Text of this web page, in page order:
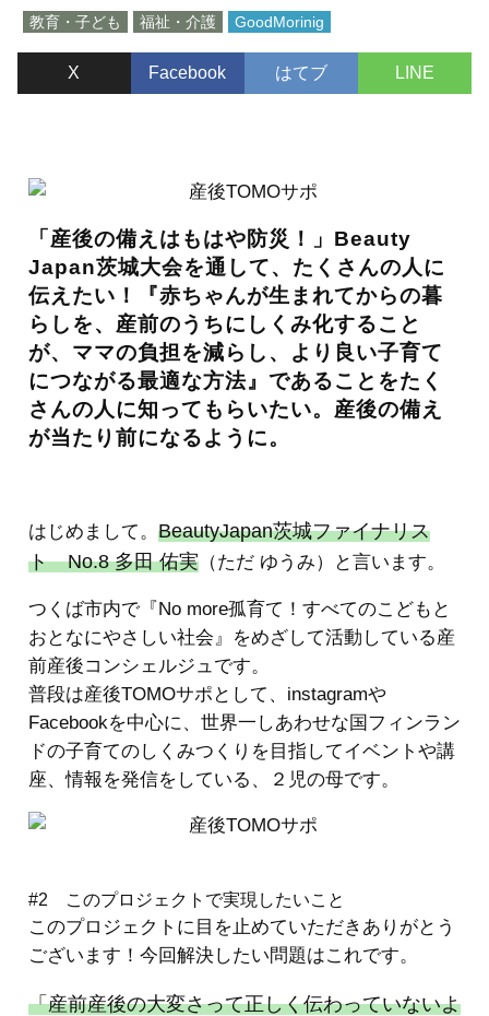
教育・子ども 福祉・介護 GoodMorinig
X Facebook はてブ LINE
「産後の備えはもはや防災！」Beauty
Japan茨城大会を通して、たくさんの人に
伝えたい！『赤ちゃんが生まれてからの暮
らしを、産前のうちにしくみ化すること
が、ママの負担を減らし、より良い子育て
につながる最適な方法』であることをたく
さんの人に知ってもらいたい。産後の備え
が当たり前になるように。
はじめまして。 BeautyJapan茨城ファイナリス
ト No.8 多田 佑実 （ただ ゆうみ）と言います。
つくば市内で『No more孤育て！すべてのこどもと
おとなにやさしい社会』をめざして活動している産
前産後コンシェルジュです。
普段は産後TOMOサポとして、instagramや
Facebookを中心に、世界一しあわせな国フィンラン
ドの子育てのしくみつくりを目指してイベントや講
座、情報を発信をしている、２児の母です。
#2 このプロジェクトで実現したいこと
このプロジェクトに目を止めていただきありがとう
ございます！今回解決したい問題はこれです。
「産前産後の大変さって正しく伝わっていないよ